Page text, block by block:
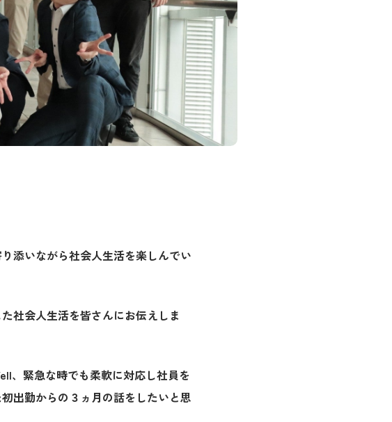
添いながら社会人生活を楽しんでい
社会人生活を皆さんにお伝えしま
、緊急な時でも柔軟に対応し社員を
出勤からの３ヵ月の話をしたいと思